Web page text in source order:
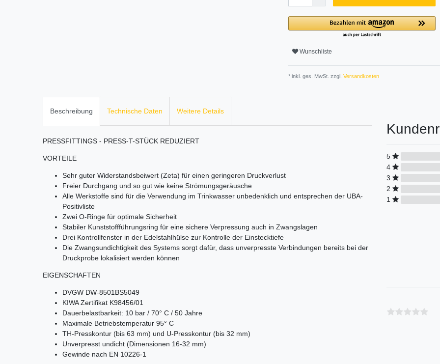
Wunschliste
* inkl. ges. MwSt. zzgl. Versandkosten
Beschreibung Technische Daten Weitere Details
PRESSFITTINGS - PRESS-T-STÜCK REDUZIERT
VORTEILE
Sehr guter Widerstandsbeiwert (Zeta) für einen geringeren Druckverlust
Freier Durchgang und so gut wie keine Strömungsgeräusche
Alle Werkstoffe sind für die Verwendung im Trinkwasser unbedenklich und entsprechen der UBA-
Positivliste
Zwei O-Ringe für optimale Sicherheit
Stabiler Kunststoffführungsring für eine sichere Verpressung auch in Zwangslagen
Drei Kontrollfenster in der Edelstahlhülse zur Kontrolle der Einstecktiefe
Die Zwangsundichtigkeit des Systems sorgt dafür, dass unverpresste Verbindungen bereits bei der
Druckprobe lokalisiert werden können
EIGENSCHAFTEN
DVGW DW-8501BS5049
KIWA Zertifikat K98456/01
Dauerbelastbarkeit: 10 bar / 70° C / 50 Jahre
Maximale Betriebstemperatur 95° C
TH-Presskontur (bis 63 mm) und U-Presskontur (bis 32 mm)
Unverpresst undicht (Dimensionen 16-32 mm)
Gewinde nach EN 10226-1
5
4
3
2
1